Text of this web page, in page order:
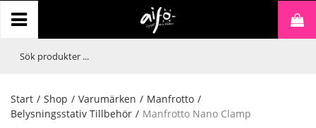
Start / Shop / Varumärken / Manfrotto /
Belysningsstativ Tillbehör / Manfrotto Nano Clamp